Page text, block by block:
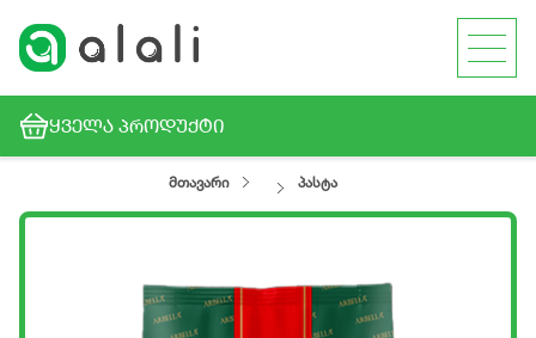
ᲧᲕᲔᲚᲐ ᲞᲠᲝᲓᲣᲥᲢᲘ
მთავარი პასტა